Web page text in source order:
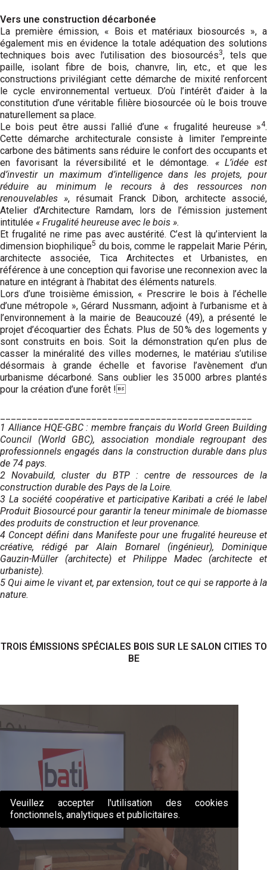
Vers une construction décarbonée
La première émission, « Bois et matériaux biosourcés », a
également mis en évidence la totale adéquation des solutions
techniques bois avec l’utilisation des biosourcés3, tels que
paille, isolant fibre de bois, chanvre, lin, etc., et que les
constructions privilégiant cette démarche de mixité renforcent
le cycle environnemental vertueux. D’où l’intérêt d’aider à la
constitution d’une véritable filière biosourcée où le bois trouve
naturellement sa place.
Le bois peut être aussi l’allié d’une « frugalité heureuse »4.
Cette démarche architecturale consiste à limiter l’empreinte
carbone des bâtiments sans réduire le confort des occupants et
en favorisant la réversibilité et le démontage. « L’idée est
d’investir un maximum d’intelligence dans les projets, pour
réduire au minimum le recours à des ressources non
renouvelables », résumait Franck Dibon, architecte associé,
Atelier d’Architecture Ramdam, lors de l’émission justement
intitulée « Frugalité heureuse avec le bois ».
Et frugalité ne rime pas avec austérité. C’est là qu’intervient la
dimension biophilique5 du bois, comme le rappelait Marie Périn,
architecte associée, Tica Architectes et Urbanistes, en
référence à une conception qui favorise une reconnexion avec la
nature en intégrant à l’habitat des éléments naturels.
Lors d’une troisième émission, « Prescrire le bois à l’échelle
d’une métropole », Gérard Nussmann, adjoint à l’urbanisme et à
l’environnement à la mairie de Beaucouzé (49), a présenté le
projet d’écoquartier des Échats. Plus de 50 % des logements y
sont construits en bois. Soit la démonstration qu’en plus de
casser la minéralité des villes modernes, le matériau s’utilise
désormais à grande échelle et favorise l’avènement d’un
urbanisme décarboné. Sans oublier les 35 000 arbres plantés
pour la création d’une forêt !
1 Alliance HQE-GBC : membre français du World Green Building
Council (World GBC), association mondiale regroupant des
professionnels engagés dans la construction durable dans plus
de 74 pays.
2 Novabuild, cluster du BTP : centre de ressources de la
construction durable des Pays de la Loire.
3 La société coopérative et participative Karibati a créé le label
Produit Biosourcé pour garantir la teneur minimale de biomasse
des produits de construction et leur provenance.
4 Concept défini dans Manifeste pour une frugalité heureuse et
créative, rédigé par Alain Bornarel (ingénieur), Dominique
Gauzin-Müller (architecte) et Philippe Madec (architecte et
urbaniste).
5 Qui aime le vivant et, par extension, tout ce qui se rapporte à la
nature.
TROIS ÉMISSIONS SPÉCIALES BOIS SUR LE SALON CITIES TO
BE
Veuillez accepter l'utilisation des cookies
fonctionnels, analytiques et publicitaires.